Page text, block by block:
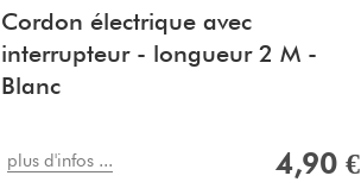
Cordon électrique avec
interrupteur - longueur 2 M -
Blanc
plus d'infos ... 4,90 €